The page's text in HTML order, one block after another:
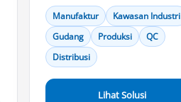
Manufaktur
Kawasan Industri
Gudang
Produksi
QC
Distribusi
Lihat Solusi